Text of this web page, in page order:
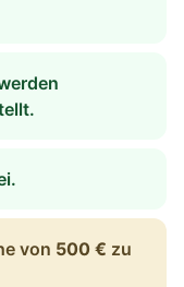
von 500 € zu